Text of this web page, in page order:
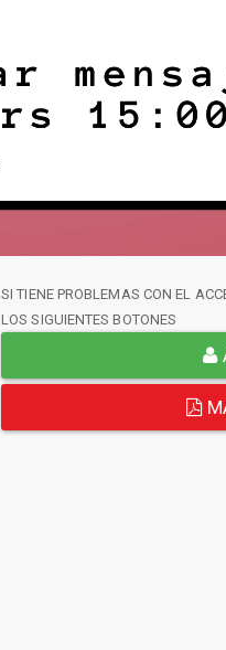
SI TIENE PROBLEMAS CON EL
LOS SIGUIENTES BOTONES